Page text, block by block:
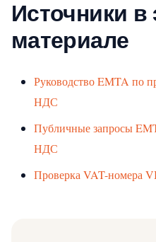
Источники в
материале
Руководство EMTA по
НДС
Публичные запросы
НДС
Проверка VAT-номера